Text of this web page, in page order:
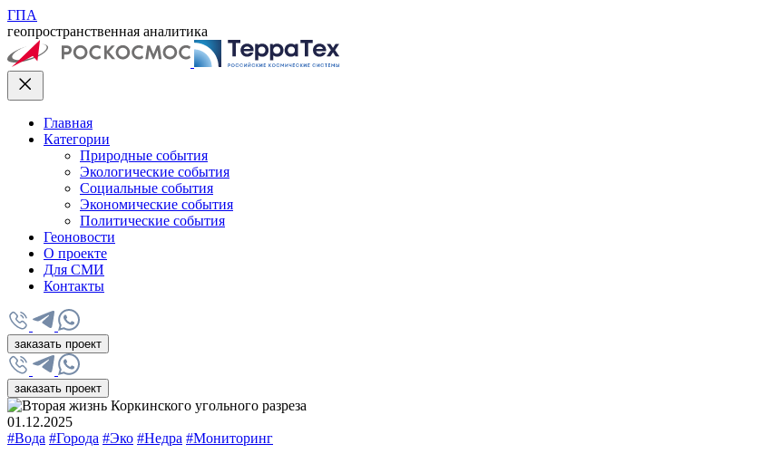
ГПА
геопространственная аналитика
Главная
Категории
Природные события
Экологические события
Социальные события
Экономические события
Политические события
Геоновости
О проекте
Для СМИ
Контакты
заказать проект
заказать проект
01.12.2025
#Вода #Города #Эко #Недра #Мониторинг